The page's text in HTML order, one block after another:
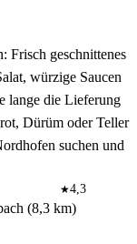
Frisch geschnittenes
würzige Saucen
lange die Lieferung
Dürüm oder Teller
suchen und
★4,3
(8,3 km)